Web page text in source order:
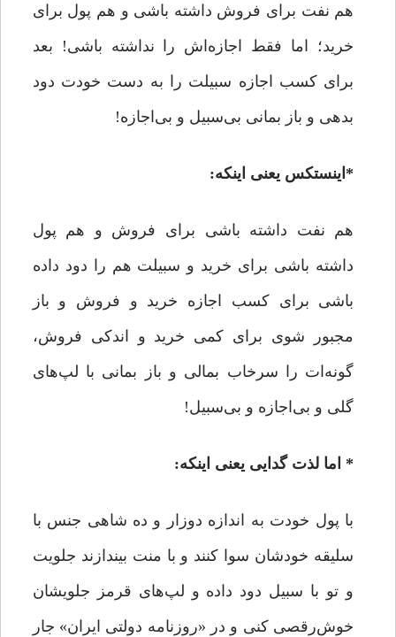
هم نفت برای فروش داشته باشی و هم پول برای
خرید؛ اما فقط اجازه‌اش را نداشته باشی! بعد
برای کسب اجازه سبیلت را به دست خودت دود
بدهی و باز بمانی بی‌سبیل و بی‌اجازه!
* اینستکس یعنی اینکه:
هم نفت داشته باشی برای فروش و هم پول
داشته باشی برای خرید و سبیلت هم را دود داده
باشی برای کسب اجازه‌ خرید و فروش و باز
مجبور شوی برای کمی خرید و اندکی فروش،
گونه‌ات را سرخاب بمالی و باز بمانی با لپ‌های
گلی و بی‌اجازه و بی‌سبیل!
* اما لذت گدایی یعنی اینکه:
با پول خودت به اندازه‌ دوزار و ده ‌شاهی جنس با
سلیقه‌ خودشان سوا کنند و با منت بیندازند جلویت
و تو با سبیل دود داده و لپ‌های قرمز جلویشان
خوش‌رقصی کنی و در «روزنامه‌ دولتی ایران» جار